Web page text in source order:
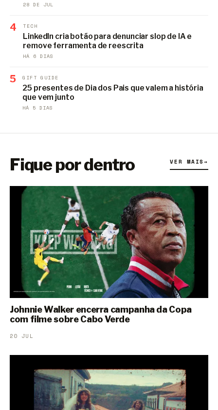
28 DE JUL
4 TECH
LinkedIn cria botão para denunciar slop de IA e
remove ferramenta de reescrita
HÁ 6 DIAS
5 GIFT GUIDE
25 presentes de Dia dos Pais que valem a história
que vem junto
HÁ 5 DIAS
Fique por dentro VER MAIS→
Johnnie Walker encerra campanha da Copa
com filme sobre Cabo Verde
20 JUL